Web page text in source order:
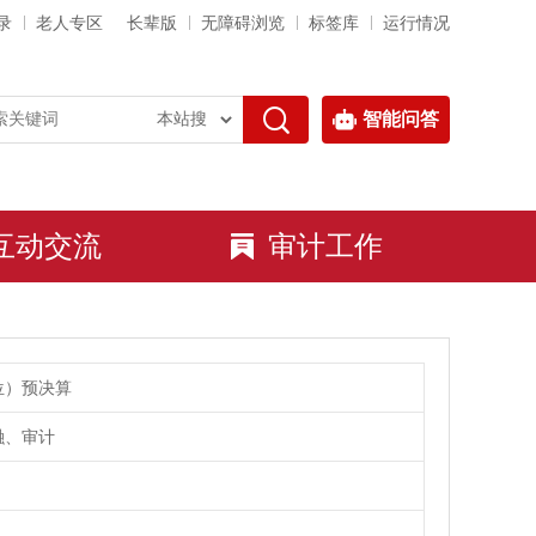
老人专区 长辈版 无障碍浏览 标签库 运行情况
智能问答
动交流 审计工作
）预决算
、审计